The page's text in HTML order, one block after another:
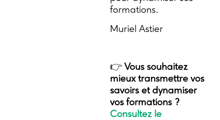
formations.
Muriel Astier
👉 Vous souhaitez
mieux transmettre vos
savoirs et dynamiser
vos formations ?
Consultez le